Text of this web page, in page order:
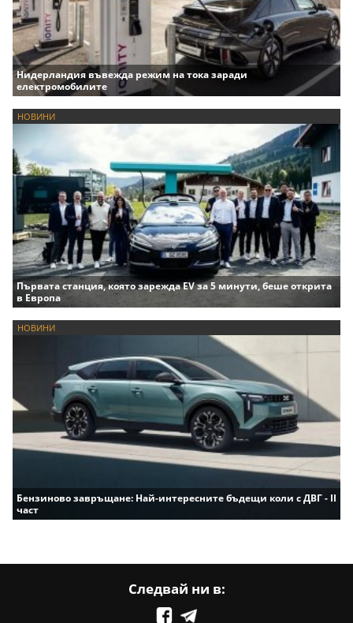
Нидерландия въвежда режим на тока заради
електромобилите
НОВИНИ
Първата станция, която зарежда EV за 5 минути, беше открита
в Европа
НОВИНИ
Бензиново завръщане: Най-интересните бъдещи коли с ДВГ - II
част
Следвай ни в: